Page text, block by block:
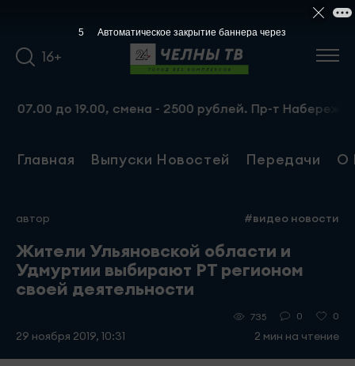
16+
до 19.00, смена - 2500 рублей. Пр-т
Главная Выпуски Новостей Передачи О
автор #видео новости
Жители Ульяновской области и
Удмуртии выбирают РТ регионом
своей деятельности
29 ноября 2019, 10:31
735 0 0
2 мин на чтение
4 Автоматическое закрытие баннера через